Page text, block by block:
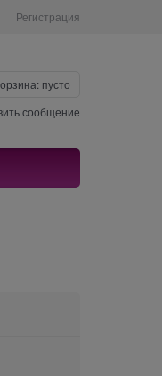
Регистрация
пусто
сообщение